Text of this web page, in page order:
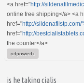
<a href="http://
online free shipping</a> <a
href="http://sildenafilstp.com/
href="http://
the counter</a>
odpowiedz
is he taking cialis